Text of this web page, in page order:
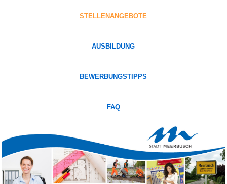
STELLENANGEBOTE
AUSBILDUNG
BEWERBUNGSTIPPS
FAQ